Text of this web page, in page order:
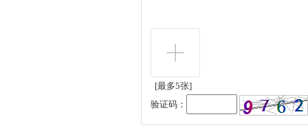
[最多5张]
验证码：